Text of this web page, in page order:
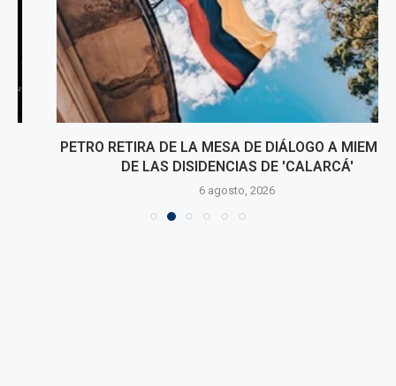
PETRO RETIRA DE LA MESA DE DIÁLOGO A MIEMBROS
DE LAS DISIDENCIAS DE 'CALARCÁ'
6 agosto, 2026